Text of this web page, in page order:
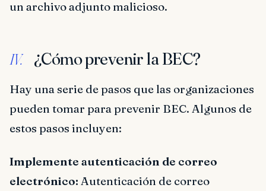
un archivo adjunto malicioso.
IV. ¿Cómo prevenir la BEC?
Hay una serie de pasos que las organizaciones
pueden tomar para prevenir BEC. Algunos de
estos pasos incluyen:
Implemente autenticación de correo
electrónico: Autenticación de correo